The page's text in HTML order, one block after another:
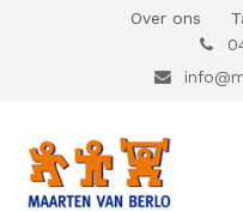
Over ons